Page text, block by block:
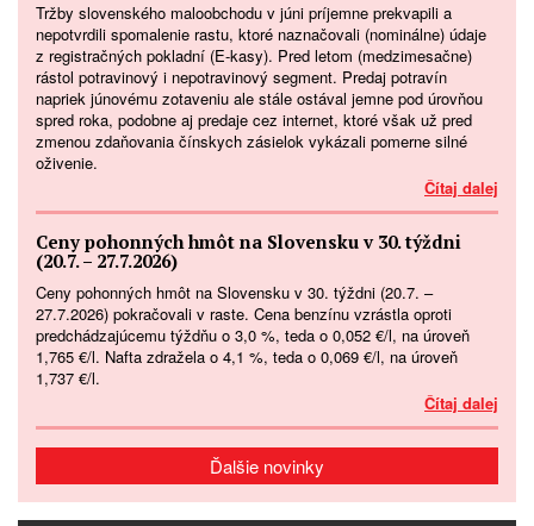
Tržby slovenského maloobchodu v júni príjemne prekvapili a
nepotvrdili spomalenie rastu, ktoré naznačovali (nominálne) údaje
z registračných pokladní (E-kasy). Pred letom (medzimesačne)
rástol potravinový i nepotravinový segment. Predaj potravín
napriek júnovému zotaveniu ale stále ostával jemne pod úrovňou
spred roka, podobne aj predaje cez internet, ktoré však už pred
zmenou zdaňovania čínskych zásielok vykázali pomerne silné
oživenie.
Čítaj dalej
Ceny pohonných hmôt na Slovensku v 30. týždni
(20.7. – 27.7.2026)
Ceny pohonných hmôt na Slovensku v 30. týždni (20.7. –
27.7.2026) pokračovali v raste. Cena benzínu vzrástla oproti
predchádzajúcemu týždňu o 3,0 %, teda o 0,052 €/l, na úroveň
1,765 €/l. Nafta zdražela o 4,1 %, teda o 0,069 €/l, na úroveň
1,737 €/l.
Čítaj dalej
Ďalšie novinky